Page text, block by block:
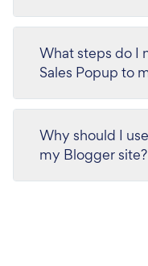
What steps do I
Sales Popup to
Why should I
my Blogger site?